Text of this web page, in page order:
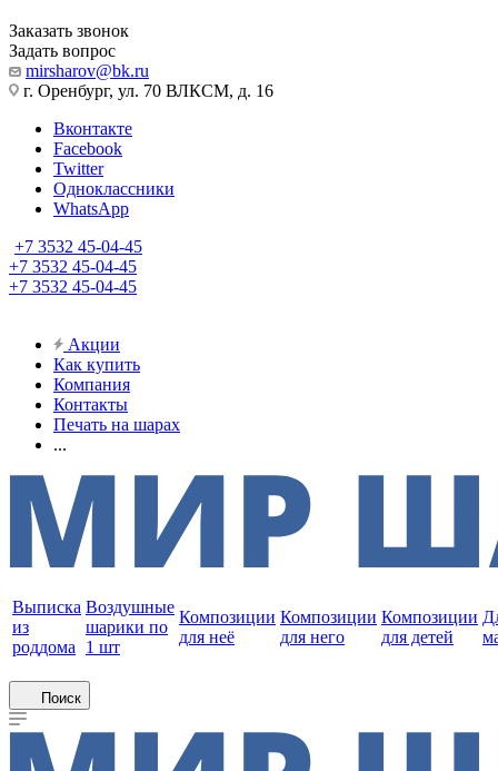
Заказать звонок
Задать вопрос
mirsharov@bk.ru
г. Оренбург, ул. 70 ВЛКСМ, д. 16
Вконтакте
Facebook
Twitter
Одноклассники
WhatsApp
+7 3532 45-04-45
+7 3532 45-04-45
+7 3532 45-04-45
Акции
Как купить
Компания
Контакты
Печать на шарах
...
Выписка
из
роддома
Воздушные
шарики по
1 шт
Композиции
для неё
Композиции
для него
Композиции
для детей
Поиск